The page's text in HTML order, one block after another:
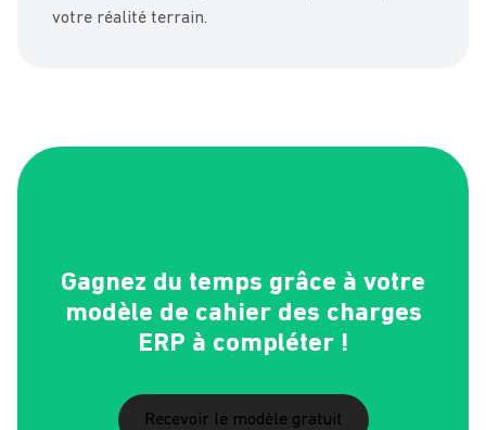
votre réalité terrain.
Gagnez du temps grâce à votre
modèle de cahier des charges
ERP à compléter !
Recevoir le modèle gratuit